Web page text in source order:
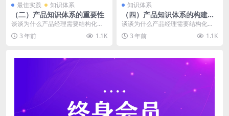
最佳实践 知识体系
（二）产品知识体系的重要性
谈谈为什么产品经理需要结构化的
知识库？ （一）什么是产品知识体
系? （二）产品知...
3 年前 1.1K
知识体系
（四）产品知识体系的构建流
程
谈谈为什么产品经理需要结构化的
知识库？ （一）什么是产品知识体
系? （二）产品知...
3 年前 1.1K